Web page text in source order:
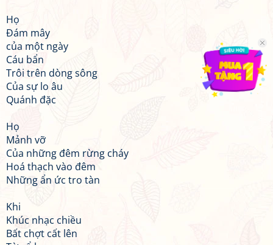
Họ
Đám mây
của một ngày
Cáu bẩn
Trôi trên dòng sông
Của sự lo âu
Quánh đặc
Họ
Mảnh vỡ
Của những đêm rừng cháy
Hoá thạch vào đêm
Những ẩn ức tro tàn
Khi
Khúc nhạc chiều
Bất chợt cất lên